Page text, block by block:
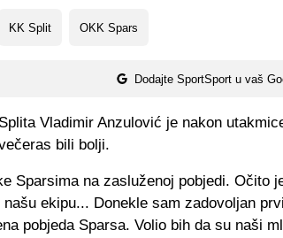
KK Split OKK Spars
Dodajte SportSport u vaš
Vladimir Anzulović je nakon
bili bolji.
Sparsima na zasluženoj pobjedi. Očito
ekipu... Donekle sam zadovoljan
pobjeda Sparsa. Volio bih da su naši